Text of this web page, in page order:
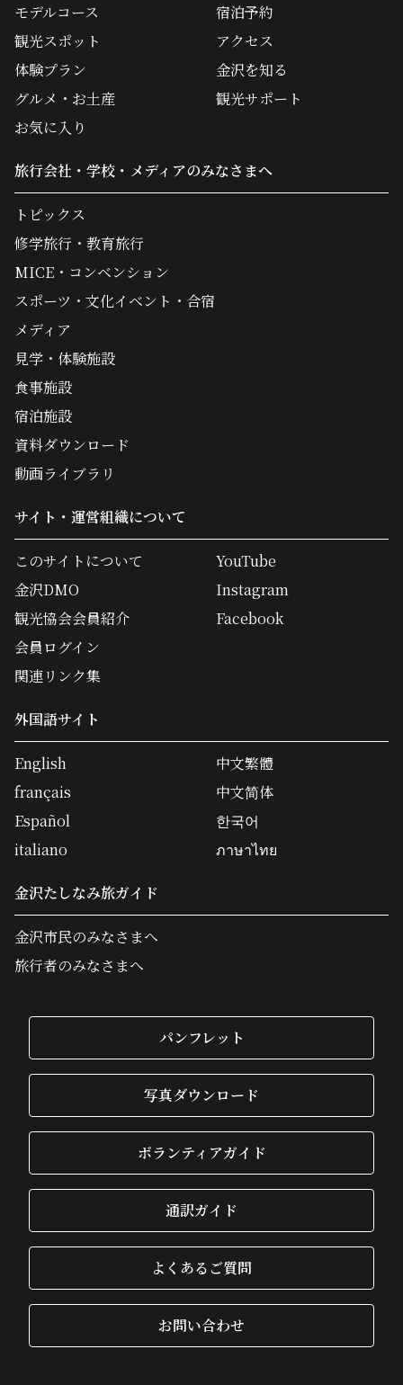
モデルコース
観光スポット
体験プラン
グルメ・お土産
宿泊予約
アクセス
金沢を知る
観光サポート
お気に入り
旅行会社・学校・メディアのみなさまへ
トピックス
修学旅行・教育旅行
MICE・コンベンション
スポーツ・文化イベント・合宿
メディア
見学・体験施設
食事施設
宿泊施設
資料ダウンロード
動画ライブラリ
サイト・運営組織について
このサイトについて
金沢DMO
観光協会会員紹介
会員ログイン
関連リンク集
YouTube
Instagram
Facebook
外国語サイト
English
français
Español
italiano
中文繁體
中文简体
한국어
ภาษาไทย
金沢たしなみ旅ガイド
金沢市民のみなさまへ
旅行者のみなさまへ
パンフレット
写真ダウンロード
ボランティアガイド
通訳ガイド
よくあるご質問
お問い合わせ